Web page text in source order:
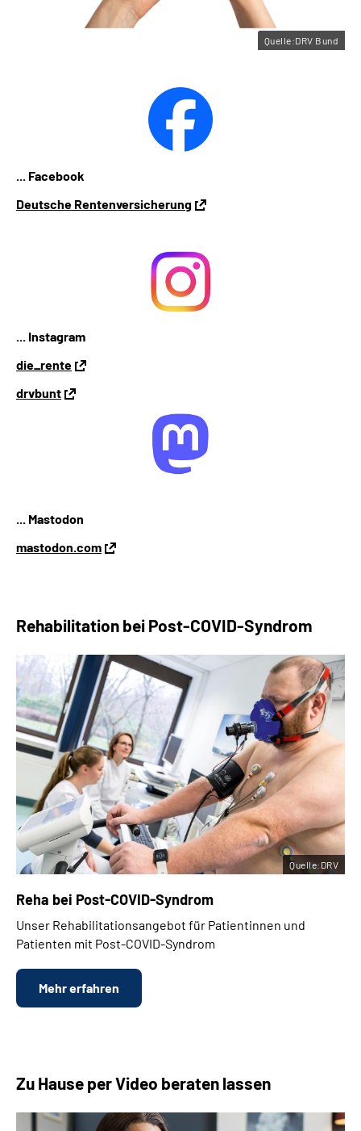
... Facebook
Deutsche Rentenversicherung
... Instagram
die_rente
drvbunt
... Mastodon
mastodon.com
Quelle:DRV Bund
Rehabilitation bei Post-COVID-Syndrom
Reha bei Post-COVID-Syndrom
Unser Rehabilitationsangebot für Patientinnen und
Patienten mit Post-COVID-Syndrom
Mehr erfahren
Quelle:DRV
Zu Hause per Video beraten lassen